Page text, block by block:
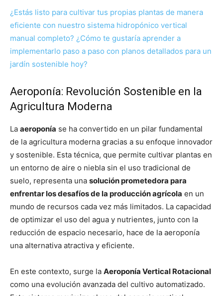
¿Estás listo para cultivar tus propias plantas de manera
eficiente con nuestro sistema hidropónico vertical
manual completo? ¿Cómo te gustaría aprender a
implementarlo paso a paso con planos detallados para un
jardín sostenible hoy?
Aeroponía: Revolución Sostenible en la
Agricultura Moderna
La aeroponía se ha convertido en un pilar fundamental
de la agricultura moderna gracias a su enfoque innovador
y sostenible. Esta técnica, que permite cultivar plantas en
un entorno de aire o niebla sin el uso tradicional de
suelo, representa una solución prometedora para
enfrentar los desafíos de la producción agrícola en un
mundo de recursos cada vez más limitados. La capacidad
de optimizar el uso del agua y nutrientes, junto con la
reducción de espacio necesario, hace de la aeroponía
una alternativa atractiva y eficiente.
En este contexto, surge la Aeroponía Vertical Rotacional
como una evolución avanzada del cultivo automatizado.